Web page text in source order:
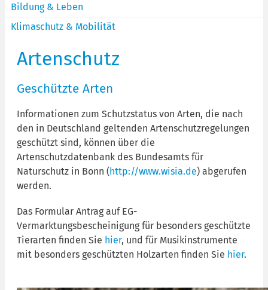
Bildung & Leben
Klimaschutz & Mobilität
Artenschutz
Geschützte Arten
Informationen zum Schutzstatus von Arten, die nach
den in Deutschland geltenden Artenschutzregelungen
geschützt sind, können über die
Artenschutzdatenbank des Bundesamts für
Naturschutz in Bonn (http://www.wisia.de) abgerufen
werden.
Das Formular Antrag auf EG-
Vermarktungsbescheinigung für besonders geschützte
Tierarten finden Sie hier, und für Musikinstrumente
mit besonders geschützten Holzarten finden Sie hier.